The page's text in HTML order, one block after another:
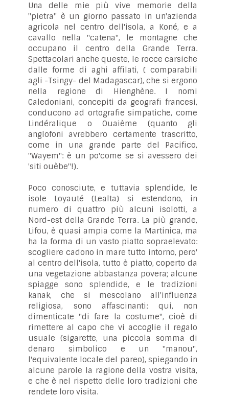
Una delle mie più vive memorie della
"pietra" è un giorno passato in un'azienda
agricola nel centro dell'isola, a Koné, e a
cavallo nella "catena", le montagne che
occupano il centro della Grande Terra.
Spettacolari anche queste, le rocce carsiche
dalle forme di aghi affilati, ( comparabili
agli -Tsingy- del Madagascar), che si ergono
nella regione di Hienghène. I nomi
Caledoniani, concepiti da geografi francesi,
conducono ad ortografie simpatiche, come
Lindéralique o Ouaième (quanto gli
anglofoni avrebbero certamente trascritto,
come in una grande parte del Pacifico,
"Wayem": è un po'come se si avessero dei
'siti ouèbe"!).
Poco conosciute, e tuttavia splendide, le
isole Loyauté (Lealta) si estendono, in
numero di quattro più alcuni isolotti, a
Nord-est della Grande Terra. La più grande,
Lifou, è quasi ampia come la Martinica, ma
ha la forma di un vasto piatto sopraelevato:
scogliere cadono in mare tutto intorno, pero'
al centro dell'isola, tutto è piatto, coperto da
una vegetazione abbastanza povera; alcune
spiagge sono splendide, e le tradizioni
kanak, che si mescolano all'influenza
religiosa, sono affascinanti: qui, non
dimenticate "di fare la costume", cioè di
rimettere al capo che vi accoglie il regalo
usuale (sigarette, una piccola somma di
denaro simbolico e un "manou",
l'equivalente locale del pareo), spiegando in
alcune parole la ragione della vostra visita,
e che è nel rispetto delle loro tradizioni che
rendete loro visita.